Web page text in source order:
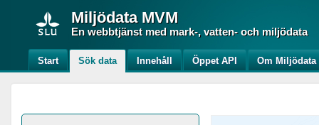
Miljödata MVM
En webbtjänst med mark-, vatten- och miljödata
Start Sök data Innehåll Öppet API Om Miljödata